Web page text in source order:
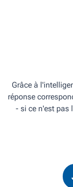
Grâce à
réponse
- si ce n'est pas